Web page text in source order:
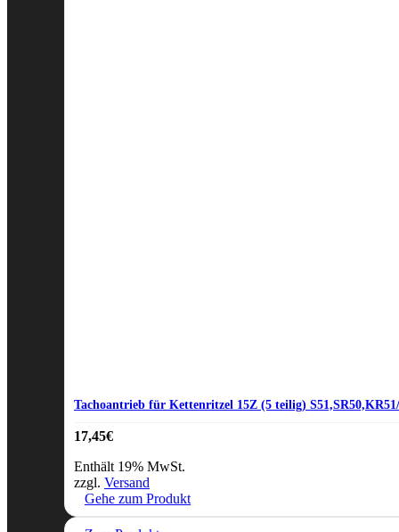
Tachoantrieb für Kettenritzel 15Z (5 teilig)
17,45€
Enthält 19% MwSt.
zzgl. Versand
Gehe zum Produkt